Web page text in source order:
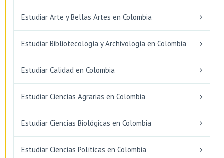
Estudiar Arte y Bellas Artes en Colombia
Estudiar Bibliotecología y Archivología en Colombia
Estudiar Calidad en Colombia
Estudiar Ciencias Agrarias en Colombia
Estudiar Ciencias Biológicas en Colombia
Estudiar Ciencias Políticas en Colombia